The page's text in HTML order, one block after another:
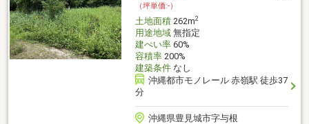
（坪単価:-）
土地面積262m2
用途地域無指定
建ぺい率60%
容積率200%
建築条件なし
沖縄都市モノレール 赤嶺駅 徒歩37
分
沖縄県豊見城市字与根